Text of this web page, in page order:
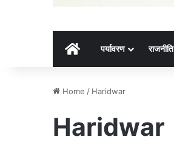
होम पर्यावरण राजनीति
Home / Haridwar
Haridwar